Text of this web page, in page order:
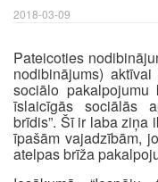
2018-03-09
Pateicoties
nodibinājums)
sociālo
īslaicīgās sociālās
brīdis”. Šī ir laba ziņa
īpašām vajadzībām,
atelpas brīža